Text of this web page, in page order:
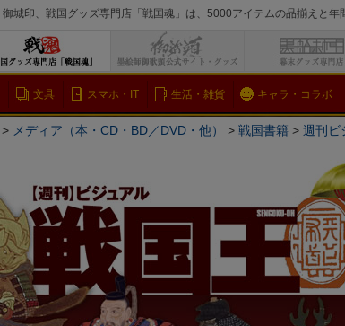
御城印、戦国グッズ専門店「戦国魂」は、5000アイテムの品揃えと年
検索
文具 スマホ・IT 生活・雑貨 キャラ・コラボ
メディア（本・CD・BD／DVD・他） 戦国書籍 週刊ビ